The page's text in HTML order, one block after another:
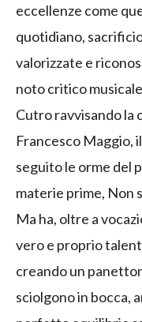
eccellenze come
quotidiano,
valorizzate e
noto critico
Cutro ravvisando la
Francesco Maggio,
seguito le orme del
materie prime, Non
Ma ha, oltre a
vero e proprio
creando un
sciolgono in bocca,